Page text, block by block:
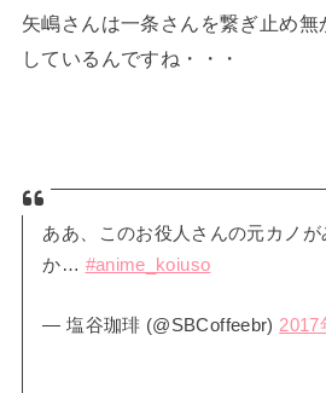
矢嶋さんは一条さんを繋ぎ止め
しているんですね・・・
ああ、このお役人さんの元カノ
か… #anime_koiuso
— 塩谷珈琲 (@SBCoffeebr) 2017